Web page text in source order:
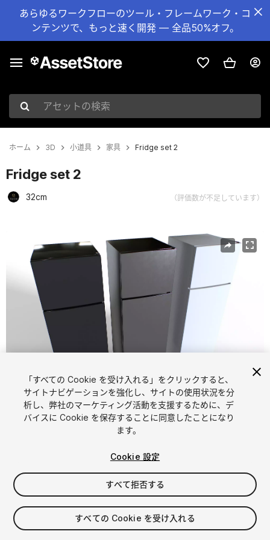
あらゆるワークフローのツール・フレームワーク・コ
ンテンツで、もっと速く開発 — 全品50%オフ。
アセットの検索
ホーム 3D 小道具 家具 Fridge set 2
Fridge set 2
32cm （評価数が不足しています）
現在のスライド：1 / 10
1/ 10
$4.99
消費税は決済時に計算されます
「すべての Cookie を受け入れる」をクリックすると、
サイトナビゲーションを強化し、サイトの使用状況を分
析し、弊社のマーケティング活動を支援するために、デ
バイスに Cookie を保存することに同意したことになり
ます。
Cookie 設定
すべて拒否する
すべての Cookie を受け入れる